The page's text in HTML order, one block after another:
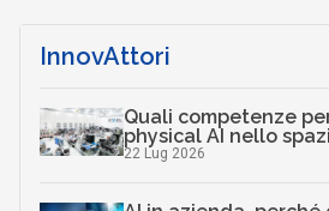
InnovAttori
Quali competenze
physical AI nello
22 Lug 2026